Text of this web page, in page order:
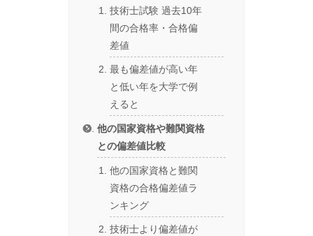
技術士試験 過去10年
間の合格率・合格偏
差値
最も偏差値が高い年
と低い年を大学で例
えると
他の国家資格や難関資格
との偏差値比較
他の国家資格と難関
資格の合格偏差値ラ
ンキング
技術士より偏差値が